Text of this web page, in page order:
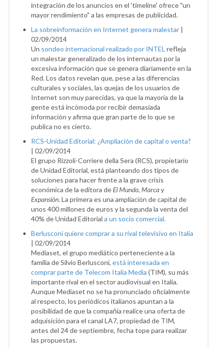
integración de los anuncios en el 'timeline' ofrece "un
mayor rendimiento" a las empresas de publicidad.
La sobreinformación en Internet genera malestar |
02/09/2014
Un sondeo internacional realizado por INTEL refleja
un malestar generalizado de los internautas por la
excesiva información que se genera diariamente en la
Red. Los datos revelan que, pese a las diferencias
culturales y sociales, las quejas de los usuarios de
Internet son muy parecidas, ya que la mayoría de la
gente está incómoda por recibir demasiada
información y afirma que gran parte de lo que se
publica no es cierto.
RCS-Unidad Editorial: ¿Ampliación de capital o venta?
| 02/09/2014
El grupo Rizzoli-Corriere della Sera (RCS), propietario
de Unidad Editorial, está planteando dos tipos de
soluciones para hacer frente a la grave crisis
económica de la editora deEl Mundo, Marcay
Expansión. La primera es una ampliación de capital de
unos 400 millones de euros y la segunda la venta del
40% de Unidad Editorial a un socio comercial.
Berlusconi quiere comprar a su rival televisivo en Italia
| 02/09/2014
Mediaset, el grupo mediático perteneciente a la
familia de Silvio Berlusconi, está interesada en
comprar parte de Telecom Italia Media (TIM), su más
importante rival en el sector audiovisual en Italia.
Aunque Mediaset no se ha pronunciado oficialmente
al respecto, los periódicos italianos apuntan a la
posibilidad de que la compañía realice una oferta de
adquisición para el canal LA7, propiedad de TIM,
antes del 24 de septiembre, fecha tope para realizar
las propuestas.